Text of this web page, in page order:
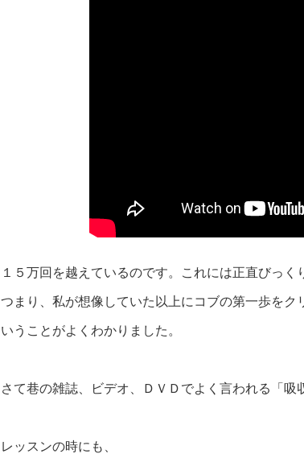
１５万回を越えているのです。これには正直びっ
つまり、私が想像していた以上にコブの第一歩を
いうことがよくわかりました。
さて巷の雑誌、ビデオ、ＤＶＤでよく言われる「吸
レッスンの時にも、